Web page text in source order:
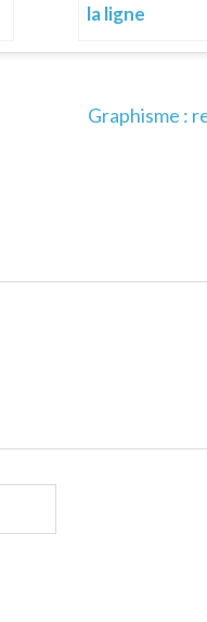
la ligne
Graphisme :